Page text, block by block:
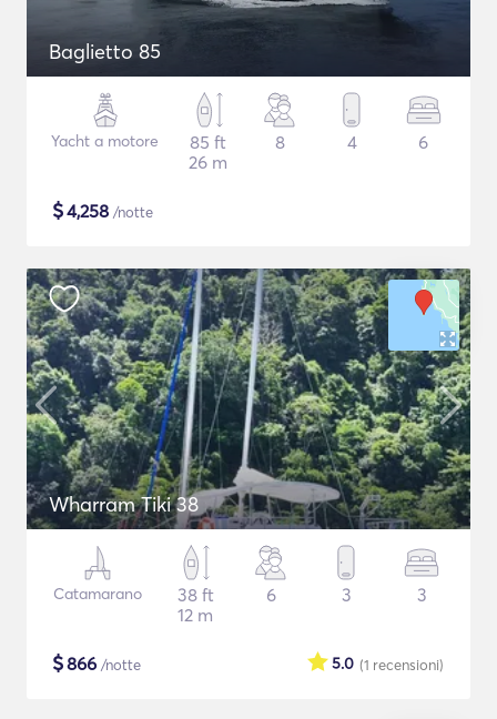
Baglietto 85
Yacht a motore
85 ft
26 m
8 4 6
$4,258 /notte
Wharram Tiki 38
Catamarano
38 ft
12 m
6 3 3
$866 /notte (1 recensioni)
5.0